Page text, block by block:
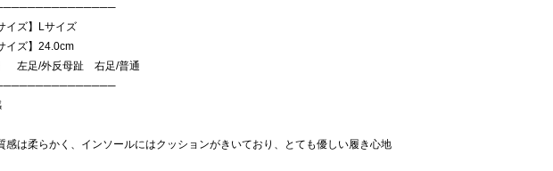
イズ】Lサイズ
イズ】24.0cm
】 左足/外反母趾 右足/普通
感は柔らかく、インソールにはクッションがきいており、とても優しい履き心地